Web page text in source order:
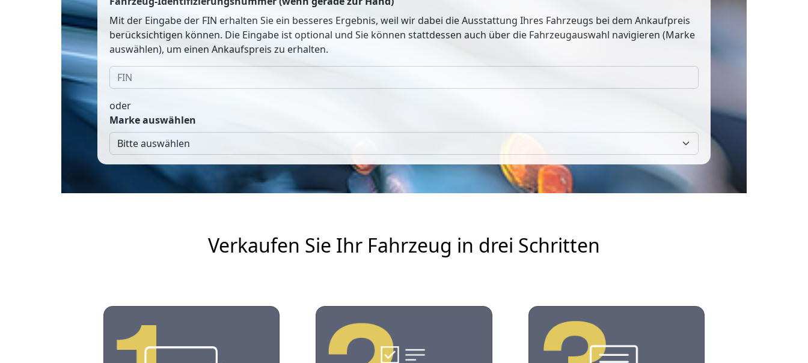
Mit der Eingabe der FIN erhalten Sie ein besseres Ergebnis, weil wir dabei die Ausstattung Ihres Fahrzeugs bei dem Ankaufpreis
berücksichtigen können. Die Eingabe ist optional und Sie können stattdessen auch über die Fahrzeugauswahl navigieren (Marke
auswählen), um einen Ankaufspreis zu erhalten.
oder
Marke auswählen
Verkaufen Sie Ihr Fahrzeug in drei Schritten